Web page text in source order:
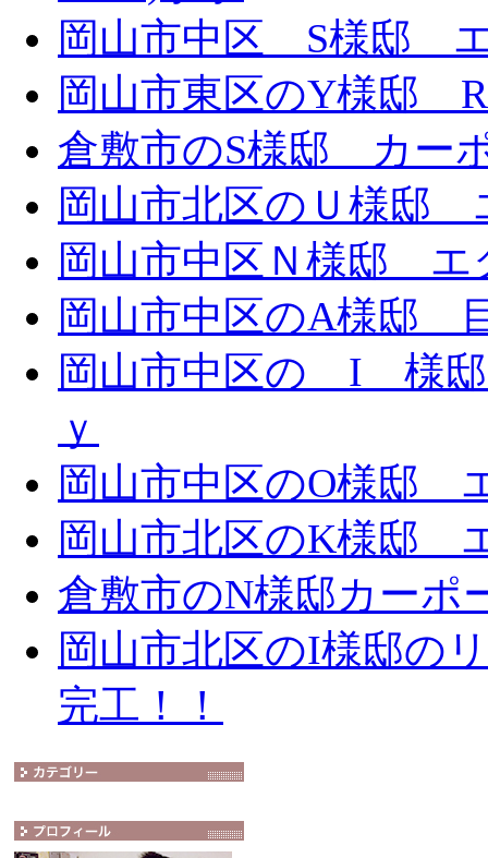
岡山市中区 S様邸 エ
岡山市東区のY様邸
倉敷市のS様邸 カー
岡山市北区のＵ様邸
岡山市中区Ｎ様邸 エ
岡山市中区のA様邸
岡山市中区の I 様
ｙ
岡山市中区のO様邸
岡山市北区のK様邸
倉敷市のN様邸カーポ
岡山市北区のI様邸の
完工！！